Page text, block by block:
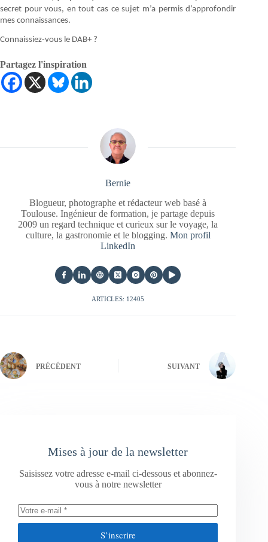
secret pour vous, en tout cas ce sujet m’a permis d’approfondir
mes connaissances.
Connaissiez-vous le DAB+ ?
Partagez l'inspiration
Bernie
Blogueur, photographe et rédacteur web basé à
Toulouse. Ingénieur de formation, je partage depuis
2009 un regard technique et curieux sur le voyage, la
culture, la gastronomie et le blogging. Mon profil
LinkedIn
ARTICLES: 12405
PRÉCÉDENT SUIVANT
Mises à jour de la newsletter
Saisissez votre adresse e-mail ci-dessous et abonnez-
vous à notre newsletter
S’inscrire